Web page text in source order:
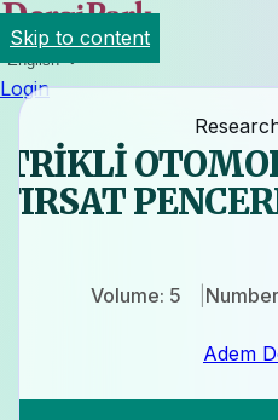
English
Login
Volume: 5
Adem
Skip to content